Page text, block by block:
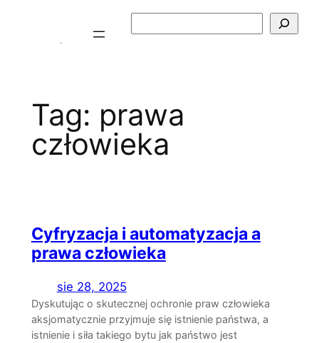
Tag: prawa
człowieka
Cyfryzacja i automatyzacja a
prawa człowieka
sie 28, 2025
Dyskutując o skutecznej ochronie praw człowieka
aksjomatycznie przyjmuje się istnienie państwa, a
istnienie i siła takiego bytu jak państwo jest